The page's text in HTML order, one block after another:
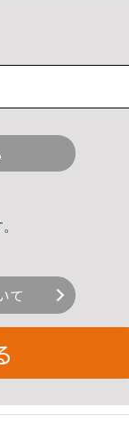
て